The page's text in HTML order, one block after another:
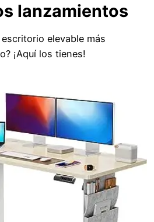
lanzamientos
elevable más
¡Aquí los tienes!